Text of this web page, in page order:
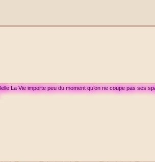
La Vie importe peu du moment qu’on ne coupe pas ses